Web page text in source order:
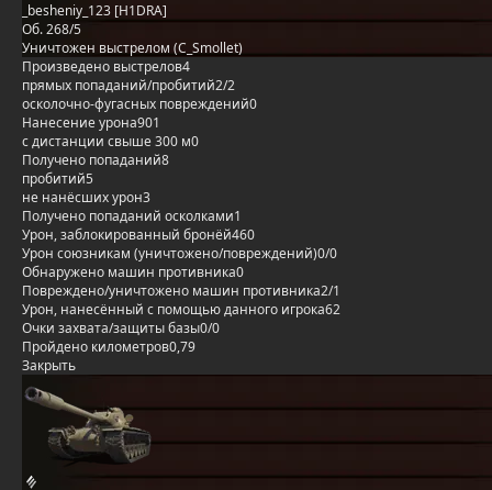
_besheniy_123 [H1DRA]
Об. 268/5
Уничтожен выстрелом (C_Smollet)
Произведено выстрелов4
прямых попаданий/пробитий2/2
осколочно-фугасных повреждений0
Нанесение урона901
с дистанции свыше 300 м0
Получено попаданий8
пробитий5
не нанёсших урон3
Получено попаданий осколками1
Урон, заблокированный бронёй460
Урон союзникам (уничтожено/повреждений)0/0
Обнаружено машин противника0
Повреждено/уничтожено машин противника2/1
Урон, нанесённый с помощью данного игрока62
Очки захвата/защиты базы0/0
Пройдено километров0,79
Закрыть